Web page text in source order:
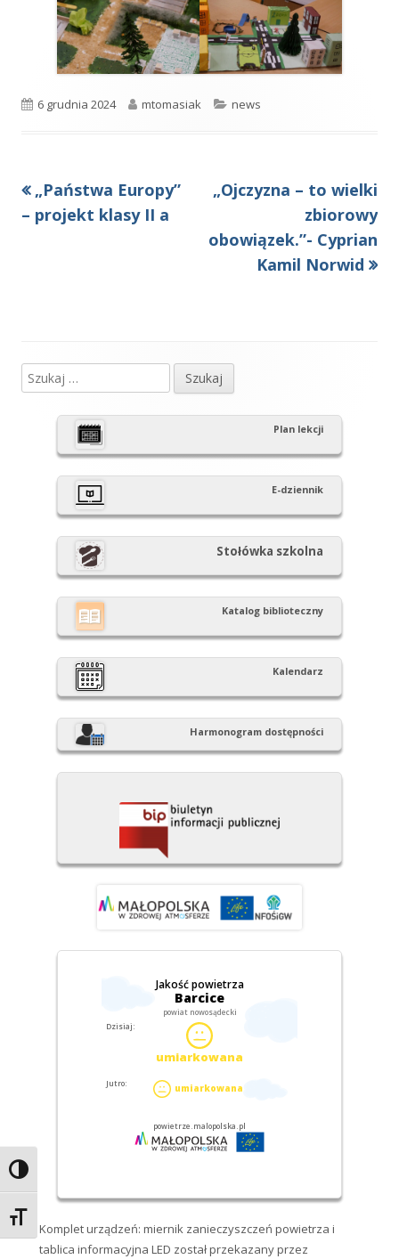
Przełącz wysoki kontrast
Zmień rozmiar czcionek
Opublikowano
6 grudnia 2024 Autor
mtomasiak Kategorie
news
Nawigacja
wpisu
Poprzedni
artykół
„Państwa Europy”
– projekt klasy II a
Następny
„Ojczyzna – to wielki
zbiorowy
obowiązek.”- Cyprian
Kamil Norwid￼
Główny
panel
boczny
Szukaj:
Plan lekcji
E-dziennik
Stołówka szkolna
Katalog biblioteczny
Kalendarz
Harmonogram dostępności
Komplet urządzeń: miernik zanieczyszczeń powietrza i
tablica informacyjna LED został przekazany przez